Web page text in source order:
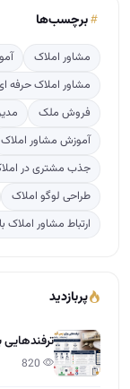
برچسب‌ها
مشاور املاک
مشاور املاک حرفه
فروش ملک
آموزش مشاور املاک
جذب مشتری در
طراحی لوگو املاک
ارتباط مشاور املاک
پربازدید